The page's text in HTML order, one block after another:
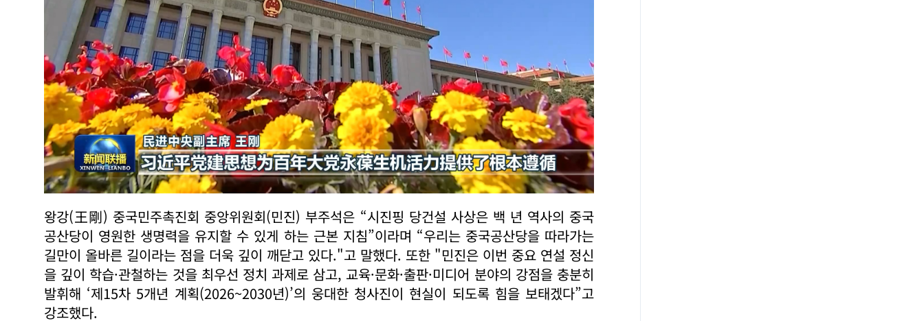
왕강(王剛) 중국민주촉진회 중앙위원회(민진) 부주석은 “시진핑 당건설 사상은 백 년 역사의 중국
공산당이 영원한 생명력을 유지할 수 있게 하는 근본 지침”이라며 “우리는 중국공산당을 따라가는
길만이 올바른 길이라는 점을 더욱 깊이 깨닫고 있다."고 말했다. 또한 "민진은 이번 중요 연설 정신
을 깊이 학습·관철하는 것을 최우선 정치 과제로 삼고, 교육·문화·출판·미디어 분야의 강점을 충분히
발휘해 ‘제15차 5개년 계획(2026~2030년)’의 웅대한 청사진이 현실이 되도록 힘을 보태겠다”고
강조했다.